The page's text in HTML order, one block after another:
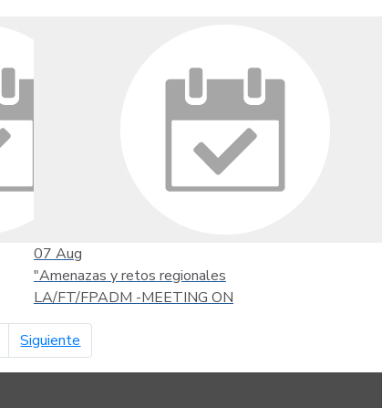
07 Aug
"Amenazas y retos regionales
LA/FT/FPADM -MEETING ON
Siguiente